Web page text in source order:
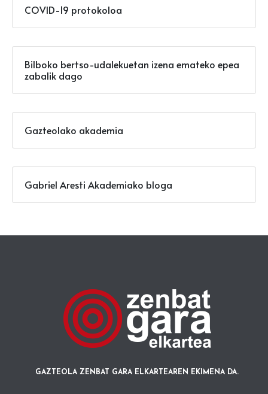
COVID-19 protokoloa
Bilboko bertso-udalekuetan izena emateko epea
zabalik dago
Gazteolako akademia
Gabriel Aresti Akademiako bloga
GAZTEOLA ZENBAT GARA ELKARTEAREN EKIMENA DA.